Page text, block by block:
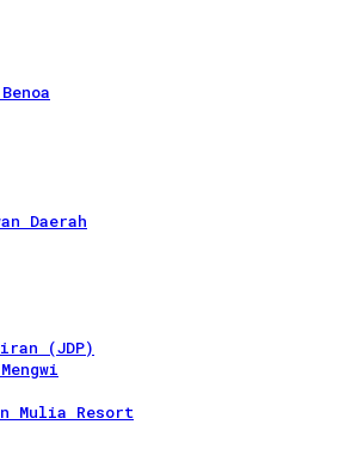
Daerah
(JDP)
Mulia Resort